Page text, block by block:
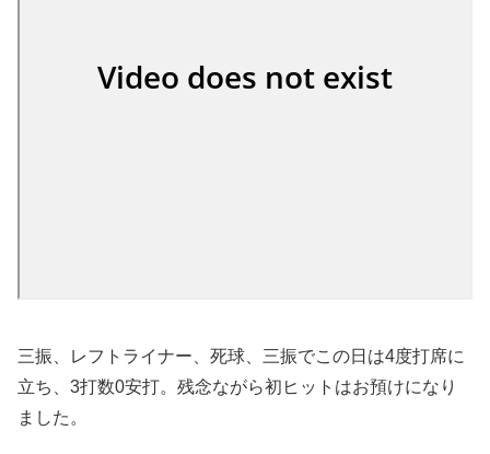
三振、レフトライナー、死球、三振でこの日は4度打席に
立ち、3打数0安打。残念ながら初ヒットはお預けになり
ました。